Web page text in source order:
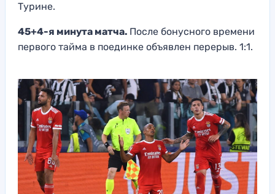
Турине.
45+4-я минута матча. После бонусного времени
первого тайма в поединке объявлен перерыв. 1:1.